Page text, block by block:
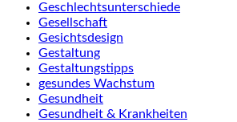
Geschlechtsunterschiede
Gesellschaft
Gesichtsdesign
Gestaltung
Gestaltungstipps
gesundes Wachstum
Gesundheit
Gesundheit & Krankheiten